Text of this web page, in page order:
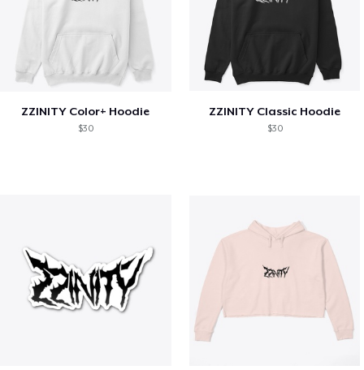
ZZINITY Color+ Hoodie
$30
ZZINITY Classic Hoodie
$30